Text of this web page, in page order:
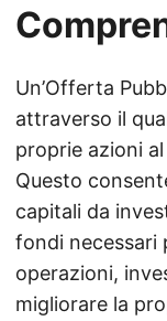
Un’Offerta
attraverso il
proprie azioni
Questo
capitali da
fondi necessari
operazioni,
migliorare la